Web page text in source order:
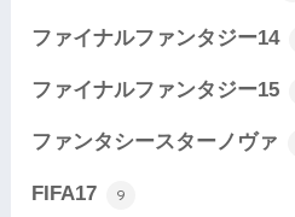
ファイナルファンタジー14
ファイナルファンタジー15
ファンタシースターノヴァ
FIFA17 9